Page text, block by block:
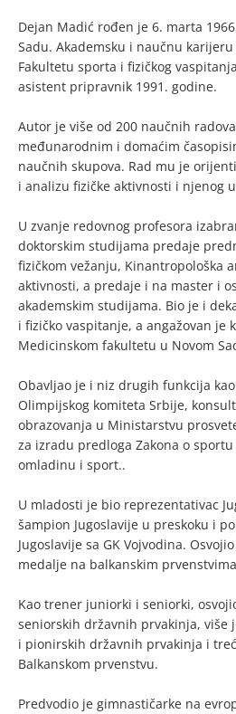
Dejan Madić rođen je 6. marta
Sadu. Akademsku i naučnu karijeru
Fakultetu sporta i fizičkog
asistent pripravnik 1991. godine.
Autor je više od 200 naučnih
međunarodnim i domaćim
naučnih skupova. Rad mu je
i analizu fizičke aktivnosti i njenog
U zvanje redovnog profesora
doktorskim studijama predaje
fizičkom vežanju, Kinantropološka
aktivnosti, a predaje i na master i
akademskim studijama. Bio je i
i fizičko vaspitanje, a angažovan je
Medicinskom fakultetu u Novom
Obavljao je i niz drugih funkcija
Olimpijskog komiteta Srbije,
obrazovanja u Ministarstvu
za izradu predloga Zakona o
omladinu i sport..
U mladosti je bio reprezentativac
šampion Jugoslavije u preskoku i
Jugoslavije sa GK Vojvodina.
medalje na balkanskim
Kao trener juniorki i seniorki,
seniorskih državnih prvakinja, više
i pionirskih državnih prvakinja i
Balkanskom prvenstvu.
Predvodio je gimnastičarke na